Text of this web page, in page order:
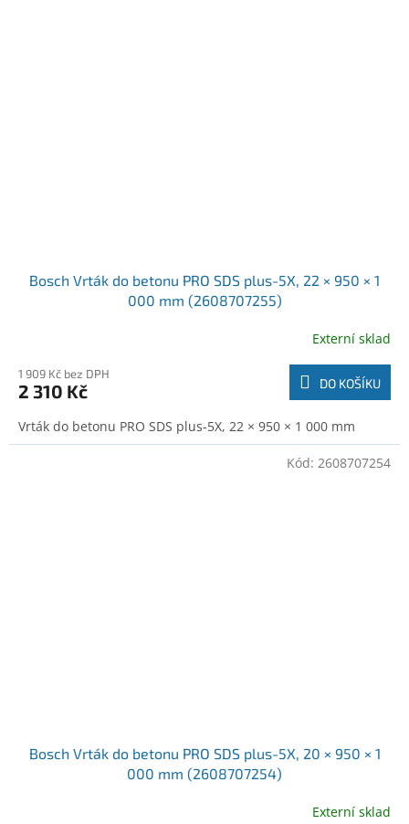
Bosch Vrták do betonu PRO SDS plus-5X, 22 × 950 × 1
000 mm (2608707255)
Externí sklad
1 909 Kč bez DPH
2 310 Kč DO KOŠÍKU
Vrták do betonu PRO SDS plus-5X, 22 × 950 × 1 000 mm
Bosch Vrták do betonu PRO SDS plus-5X, 20 × 950 × 1
000 mm (2608707254)
Externí sklad
Kód: 2608707254